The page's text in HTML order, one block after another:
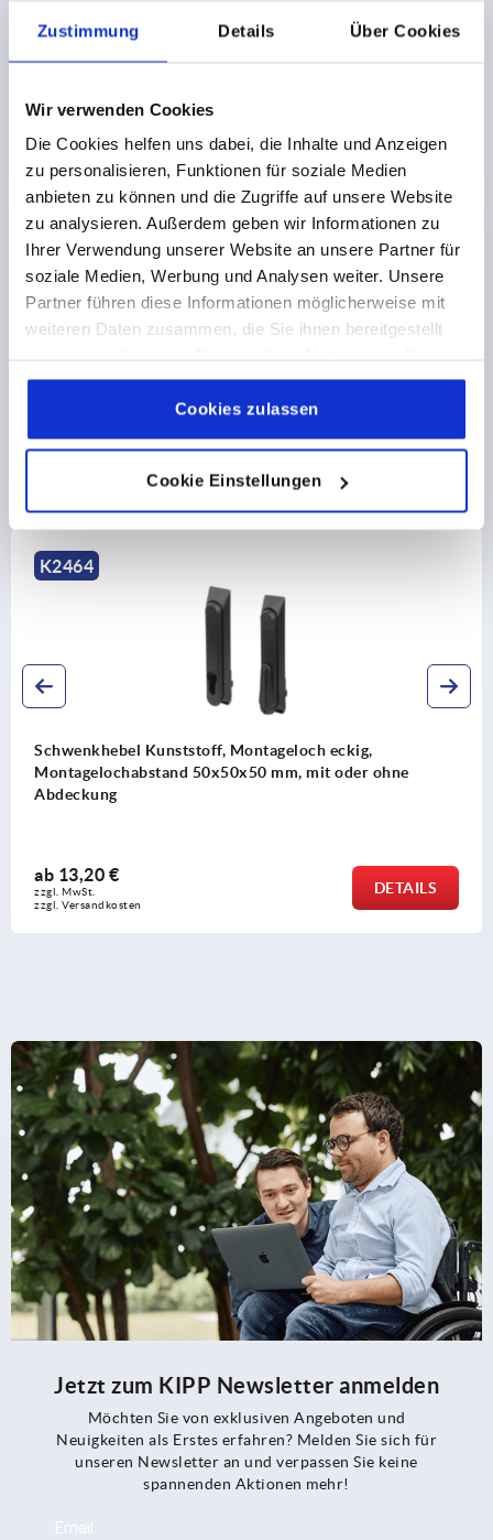
Zustimmung Details Über Cookies
Wir verwenden Cookies
Die Cookies helfen uns dabei, die Inhalte und Anzeigen
zu personalisieren, Funktionen für soziale Medien
anbieten zu können und die Zugriffe auf unsere Website
zu analysieren. Außerdem geben wir Informationen zu
Ihrer Verwendung unserer Website an unsere Partner für
soziale Medien, Werbung und Analysen weiter. Unsere
Partner führen diese Informationen möglicherweise mit
weiteren Daten zusammen, die Sie ihnen bereitgestellt
gesammelt haben.Cookie Richtlinien
Datenschutz|AGB
Cookies zulassen
Cookie Einstellungen
15,28 €
FORMEN
PRODUKTDETAILS
Andere Kunden kauften auch
K2464
Schwenkhebel Kunststoff, Montageloch eckig,
Montagelochabstand 50x50x50 mm, mit oder ohne
Abdeckung
ab 13,20 €
zzgl. MwSt.
zzgl. Versandkosten
DETAILS
Jetzt zum KIPP Newsletter anmelden
Möchten Sie von exklusiven Angeboten und
Neuigkeiten als Erstes erfahren? Melden Sie sich für
unseren Newsletter an und verpassen Sie keine
spannenden Aktionen mehr!